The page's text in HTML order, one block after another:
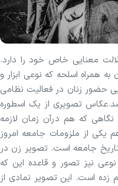
معنایی خاص خود را دارد.
همراه اسلحه که نوعی ابزار و
حضور زنان در فعالیت نظامی
تصویری از یک اسطوره
نگاهی که هم درآن زمان لازمه
از ملزومات جامعه امروز
جامعه است. تصویر زن در
نیز تصور و قاعده این که
زده است. این تصویر نمادی از